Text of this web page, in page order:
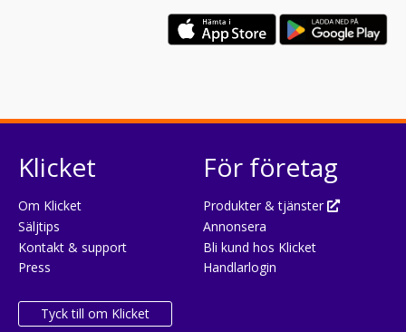
Klicket
Om Klicket
Säljtips
Kontakt & support
Press
Tyck till om Klicket
För företag
Produkter & tjänster
Annonsera
Bli kund hos Klicket
Handlarlogin